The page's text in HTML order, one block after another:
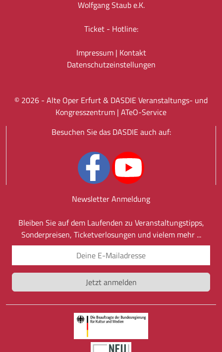
Wolfgang Staub e.K.
Ticket - Hotline:
Impressum| Kontakt
Datenschutz­einstellungen
© 2026 - Alte Oper Erfurt & DASDIE Veranstaltungs- und
Kongresszentrum | ATeO-Service
Besuchen Sie das DASDIE auch auf:
Newsletter Anmeldung
Bleiben Sie auf dem Laufenden zu Veranstaltungstipps,
Sonderpreisen, Ticketverlosungen und vielem mehr ...